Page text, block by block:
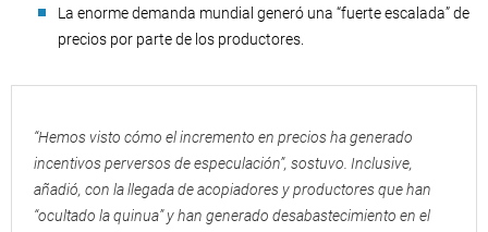
La enorme demanda mundial generó una “fuerte escalada” de
precios por parte de los productores.
“Hemos visto cómo el incremento en precios ha generado
incentivos perversos de especulación”, sostuvo. Inclusive,
añadió, con la llegada de acopiadores y productores que han
“ocultado la quinua” y han generado desabastecimiento en el